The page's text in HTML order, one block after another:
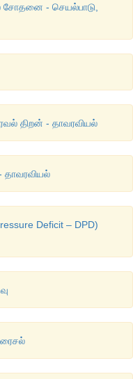
சோதனை - செயல்பாடு,
திறன் - தாவரவியல்
தாவரவியல்
Deficit – DPD)